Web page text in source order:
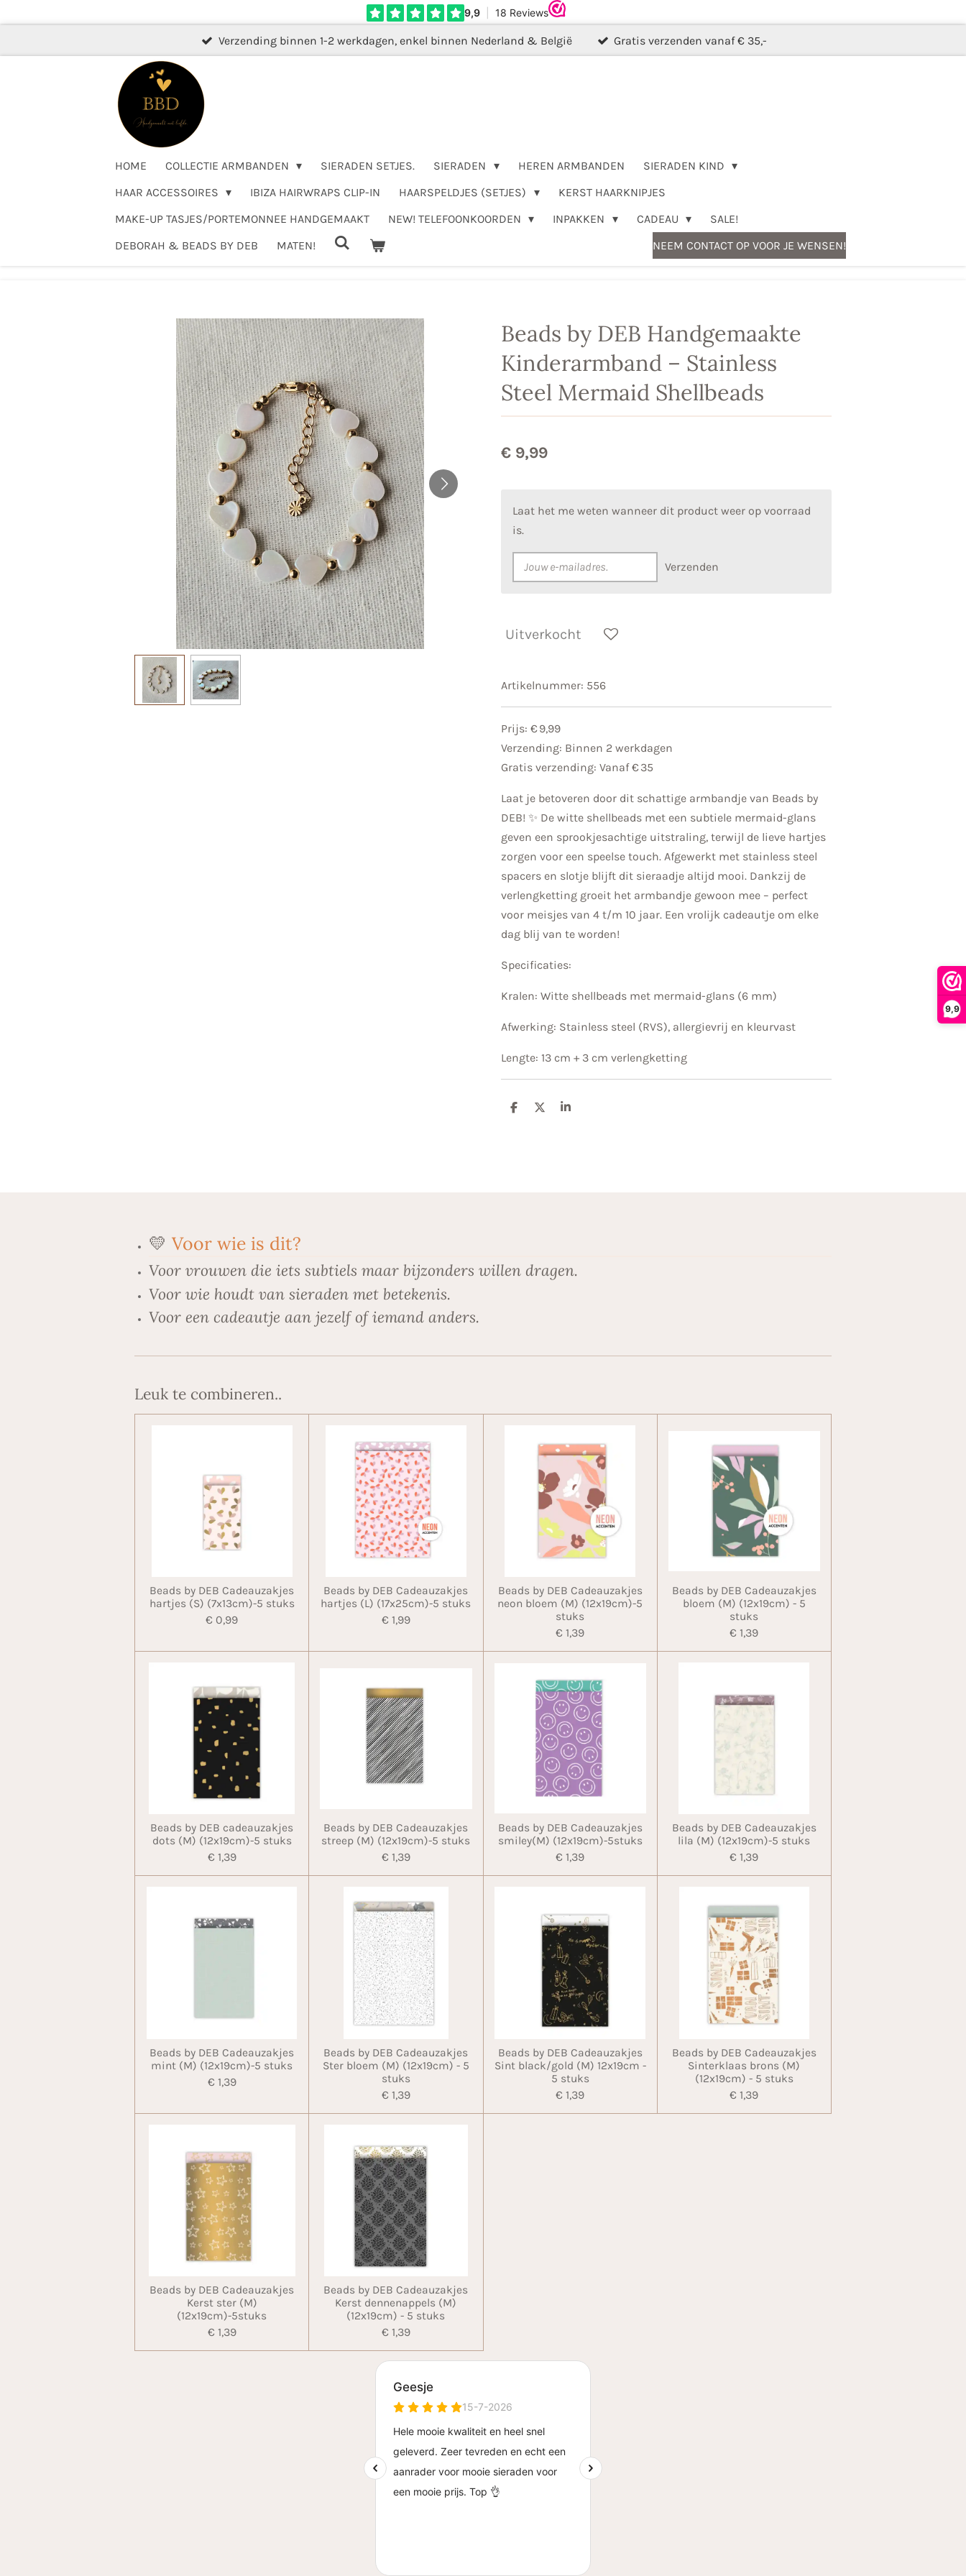
9,9
naar
Verzending binnen 1-2 werkdagen, enkel binnen Nederland & België Gratis verzenden vanaf € 35,-
HOME COLLECTIE ARMBANDEN SIERADEN SETJES. SIERADEN HEREN ARMBANDEN
SIERADEN KIND
HAAR ACCESSOIRES
IBIZA HAIRWRAPS CLIP-IN HAARSPELDJES (SETJES)
KERST HAARKNIPJES
MAKE-UP TASJES/PORTEMONNEE HANDGEMAAKT
NEW! TELEFOONKOORDEN INPAKKEN CADEAU
SALE!
DEBORAH & BEADS BY DEB
MATEN! NEEM CONTACT OP VOOR JE WENSEN!
Beads by DEB Handgemaakte
Kinderarmband – Stainless
Steel Mermaid Shellbeads
€ 9,99
Laat het me weten wanneer dit product weer op voorraad
is.
Verzenden
Uitverkocht
Artikelnummer: 556
Prijs: € 9,99
Verzending: Binnen 2 werkdagen
Gratis verzending: Vanaf € 35
Laat je betoveren door dit schattige armbandje van Beads by
DEB! ✨ De witte shellbeads met een subtiele mermaid-glans
geven een sprookjesachtige uitstraling, terwijl de lieve hartjes
zorgen voor een speelse touch. Afgewerkt met stainless steel
spacers en slotje blijft dit sieraadje altijd mooi. Dankzij de
verlengketting groeit het armbandje gewoon mee – perfect
voor meisjes van 4 t/m 10 jaar. Een vrolijk cadeautje om elke
dag blij van te worden!
Specificaties:
Kralen: Witte shellbeads met mermaid-glans (6 mm)
Afwerking: Stainless steel (RVS), allergievrij en kleurvast
Lengte: 13 cm + 3 cm verlengketting
D
D
S
💛 Voor wie is dit?
Voor vrouwen die iets subtiels maar bijzonders willen dragen.
Voor wie houdt van sieraden met betekenis.
Voor een cadeautje aan jezelf of iemand anders.
Leuk te combineren..
Beads by DEB Cadeauzakjes
hartjes (S) (7x13cm)-5 stuks
€ 0,99
Beads by DEB Cadeauzakjes
hartjes (L) (17x25cm)-5 stuks
€ 1,99
Beads by DEB Cadeauzakjes
neon bloem (M) (12x19cm)-5
stuks
€ 1,39
Beads by DEB Cadeauzakjes
bloem (M) (12x19cm) - 5
stuks
€ 1,39
Beads by DEB cadeauzakjes
dots (M) (12x19cm)-5 stuks
€ 1,39
Beads by DEB Cadeauzakjes
streep (M) (12x19cm)-5 stuks
€ 1,39
Beads by DEB Cadeauzakjes
smiley(M) (12x19cm)-5stuks
€ 1,39
Beads by DEB Cadeauzakjes
lila (M) (12x19cm)-5 stuks
€ 1,39
Beads by DEB Cadeauzakjes
mint (M) (12x19cm)-5 stuks
€ 1,39
Beads by DEB Cadeauzakjes
Ster bloem (M) (12x19cm) - 5
stuks
€ 1,39
Beads by DEB Cadeauzakjes
Sint black/gold (M) 12x19cm -
5 stuks
€ 1,39
Beads by DEB Cadeauzakjes
Sinterklaas brons (M)
(12x19cm) - 5 stuks
€ 1,39
Beads by DEB Cadeauzakjes
Kerst ster (M)
(12x19cm)-5stuks
€ 1,39
Beads by DEB Cadeauzakjes
Kerst dennenappels (M)
(12x19cm) - 5 stuks
€ 1,39